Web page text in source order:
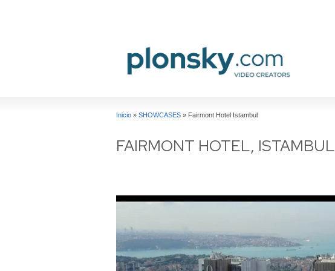
Inicio » SHOWCASES » Fairmont Hotel Istambul
FAIRMONT HOTEL, ISTAMBUL